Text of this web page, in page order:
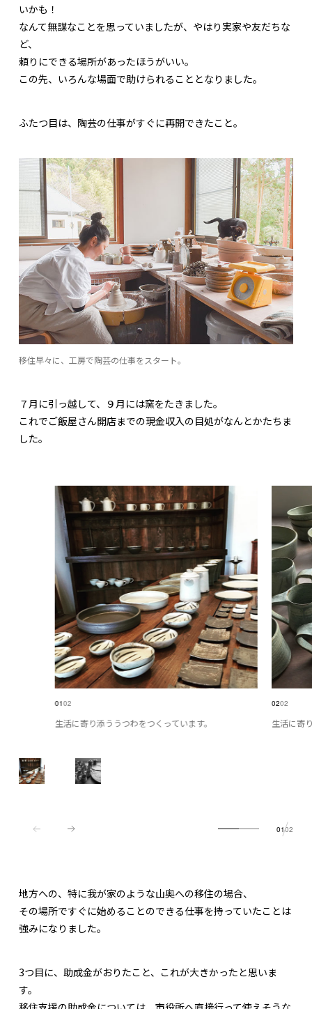
いかも！
なんて無謀なことを思っていましたが、やはり実家や友だちな
ど、
頼りにできる場所があったほうがいい。
この先、いろんな場面で助けられることとなりました。
ふたつ目は、陶芸の仕事がすぐに再開できたこと。
移住早々に、工房で陶芸の仕事をスタート。
７月に引っ越して、９月には窯をたきました。
これでご飯屋さん開店までの現金収入の目処がなんとかたちま
した。
0102
生活に寄り添ううつわをつくっています。
0202
生活に寄
0102
地方への、特に我が家のような山奥への移住の場合、
その場所ですぐに始めることのできる仕事を持っていたことは
強みになりました。
3つ目に、助成金がおりたこと、これが大きかったと思いま
す。